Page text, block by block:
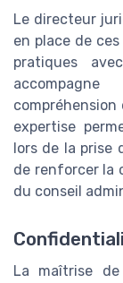
Le directeur
en place de
pratiques
expertise
lors de la prise
de renforcer la
du conseil
La maîtrise